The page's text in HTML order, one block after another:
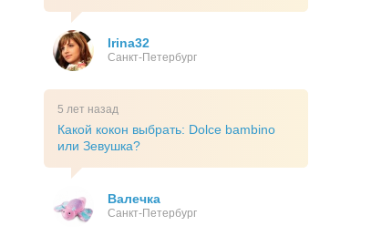
Irina32
Санкт-Петербург
5 лет назад
Какой кокон выбрать: Dolce bambino
или Зевушка?
Валечка
Санкт-Петербург